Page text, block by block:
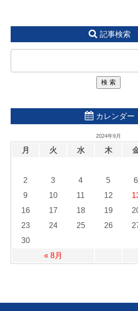
記事検索
カレンダー
2024年9月
月 火 水 木
« 8月
2
3 4 5 6
9
10 11 12
16
17 18 19
23
24 25 26
30